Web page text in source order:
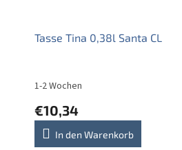
Tasse Tina 0,38l Santa CL
1-2 Wochen
€10,34
In den Warenkorb